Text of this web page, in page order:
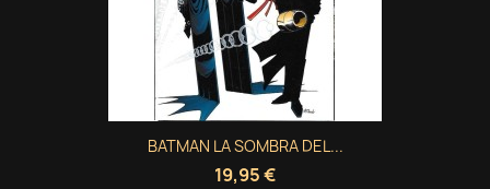
Crear nueva lista
Crear lista de deseos
((cancelText))
((modalDeleteText))
Cancelar
BATMAN LA SOMBRA DEL...
19,95 €